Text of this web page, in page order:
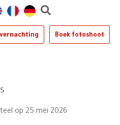
Boek fotoshoot
op 25 mei 2026